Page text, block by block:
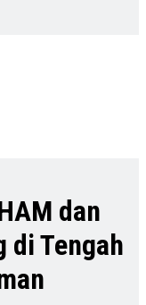
dan
di Tengah